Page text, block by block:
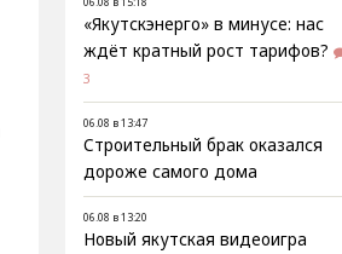
«Якутскэнерго» в минусе: нас
ждёт кратный рост тарифов?
3
06.08 в 13:47
Строительный брак оказался
дороже самого дома
06.08 в 13:20
Новый якутская видеоигра